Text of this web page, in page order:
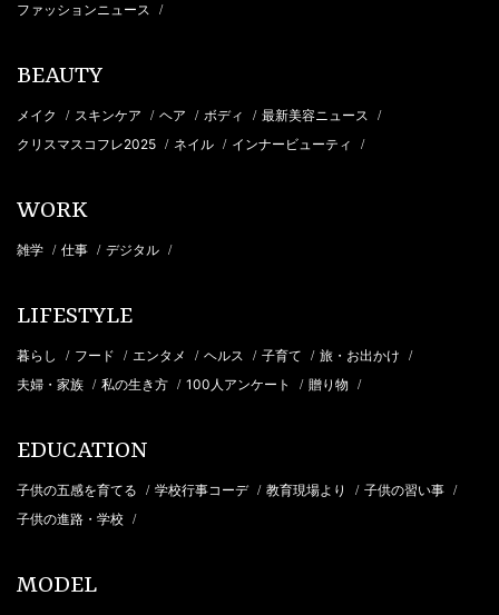
ファッションニュース /
BEAUTY
メイク / スキンケア / ヘア / ボディ / 最新美容ニュース /
クリスマスコフレ2025 / ネイル / インナービューティ /
WORK
雑学 / 仕事 / デジタル /
LIFESTYLE
暮らし / フード / エンタメ / ヘルス / 子育て / 旅・お出かけ /
夫婦・家族 / 私の生き方 / 100人アンケート / 贈り物 /
EDUCATION
子供の五感を育てる / 学校行事コーデ / 教育現場より / 子供の習い事 /
子供の進路・学校 /
MODEL